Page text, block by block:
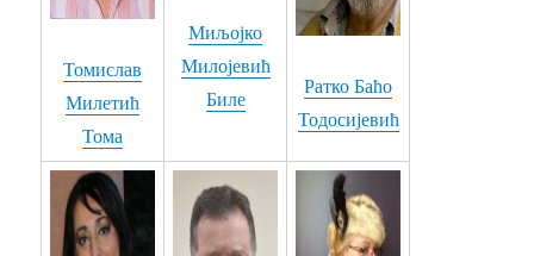
36. ЊЕНА ЈЕ КОСА БИЛА - Љубодраг Обрадовић - Ксенија Алексић
39. ЈЕЛЕК РАСКОПЧАН - Драгиша Перчевић
40. КРУГОВИ - Љубодраг Обрадовић
Томислав
Милетић
Тома
Миљојко
Милојевић
Биле
Ратко Баћо
Тодосијевић